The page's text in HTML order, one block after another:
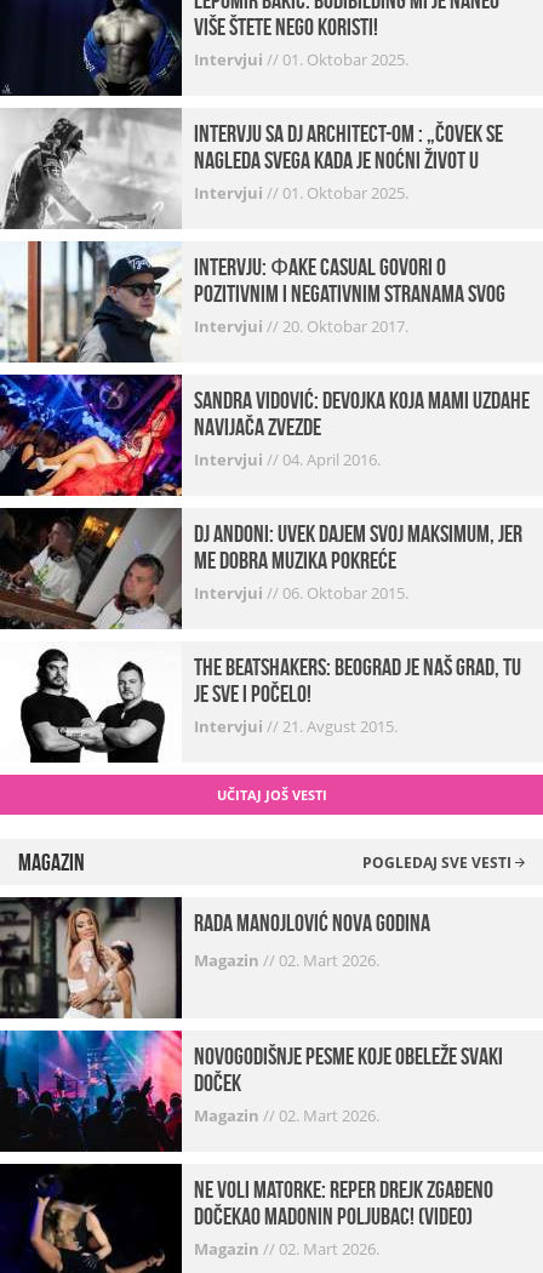
više štete nego koristi!
Intervjui //01. Oktobar 2025.
Intervju sa DJ Architect-om : „Čovek se
nagleda svega kada je noćni život u
pitanju. U klubovima najmanje vidim
Intervjui //01. Oktobar 2025.
INTERVJU: Фake Casual govori o
pozitivnim i negativnim stranama svog
posla, počecima, omiljenim mestima …
Intervjui //20. Oktobar 2017.
Sandra Vidović: devojka koja mami uzdahe
navijača Zvezde
Intervjui //04. April 2016.
Dj Andoni: Uvek dajem svoj maksimum, jer
me dobra muzika pokreće
Intervjui //06. Oktobar 2015.
The Beatshakers: Beograd je naš grad, tu
je sve i počelo!
Intervjui //21. Avgust 2015.
UČITAJ JOŠ VESTI
Magazin POGLEDAJ SVE VESTI
Rada Manojlović Nova godina
Magazin //02. Mart 2026.
Novogodišnje pesme koje obeleže svaki
Doček
Magazin //02. Mart 2026.
Ne voli matorke: Reper Drejk zgađeno
dočekao Madonin poljubac! (VIDEO)
Magazin //02. Mart 2026.